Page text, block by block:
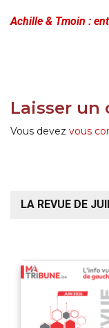
Achille & Tmoin :
Laisser un
Vous devez vous
LA REVUE DE